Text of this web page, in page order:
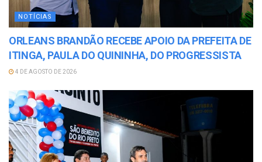
NOTÍCIAS
ORLEANS BRANDÃO RECEBE APOIO DA PREFEITA DE
ITINGA, PAULA DO QUININHA, DO PROGRESSISTA
4 DE AGOSTO DE 2026